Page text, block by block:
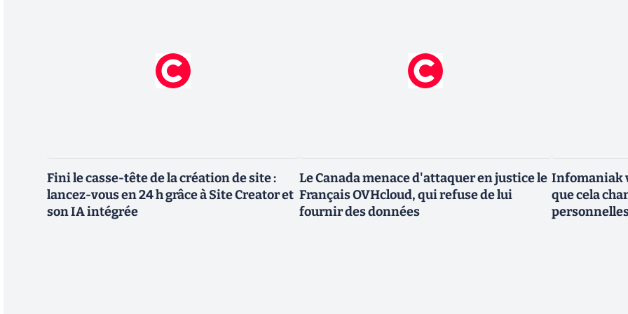
Fini le casse-tête de la création de site :
lancez-vous en 24 h grâce à Site Creator et
son IA intégrée
Le Canada menace d'attaquer en justice le
Français OVHcloud, qui refuse de lui
fournir des données
Infomaniak
que cela